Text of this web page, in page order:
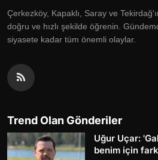
Çerkezköy, Kapaklı, Saray ve
doğru ve hızlı şekilde öğrenin.
siyasete kadar tüm önemli olaylar.
Trend Olan Gönderiler
Uğur Uçar:
benim için